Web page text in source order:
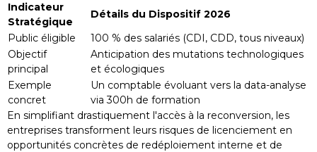
Indicateur
Stratégique
Détails du Dispositif 2026
Public éligible
100 % des salariés (CDI, CDD, tous niveaux)
Objectif
principal
Anticipation des mutations technologiques
et écologiques
Exemple
concret
Un comptable évoluant vers la data-analyse
via 300h de formation
En simplifiant drastiquement l'accès à la reconversion, les
entreprises transforment leurs risques de licenciement en
opportunités concrètes de redéploiement interne et de